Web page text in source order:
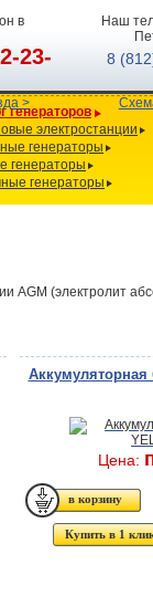
в
23-
>
Наш
8
генераторов
электростанции
генераторы
генераторы
генераторы
AGM (электролит
Аккумуляторная
Цена:
Купить в 1